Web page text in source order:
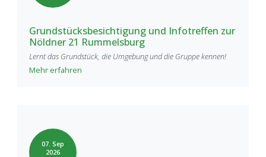
Grundstücksbesichtigung und Infotreffen zur
Nöldner 21 Rummelsburg
Lernt das Grundstück, die Umgebung und die Gruppe kennen!
Mehr erfahren
07. Sep
2026